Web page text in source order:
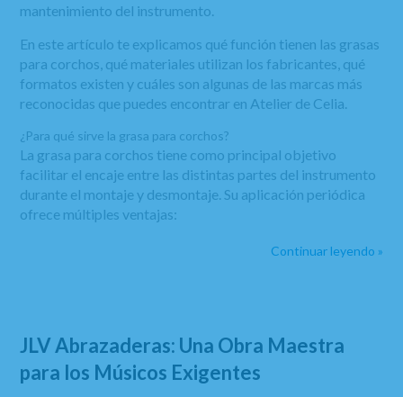
mantenimiento del instrumento.
En este artículo te explicamos qué función tienen las grasas
para corchos, qué materiales utilizan los fabricantes, qué
formatos existen y cuáles son algunas de las marcas más
reconocidas que puedes encontrar en Atelier de Celia.
¿Para qué sirve la grasa para corchos?
La grasa para corchos tiene como principal objetivo
facilitar el encaje entre las distintas partes del instrumento
durante el montaje y desmontaje. Su aplicación periódica
ofrece múltiples ventajas:
Continuar leyendo »
JLV Abrazaderas: Una Obra Maestra
para los Músicos Exigentes